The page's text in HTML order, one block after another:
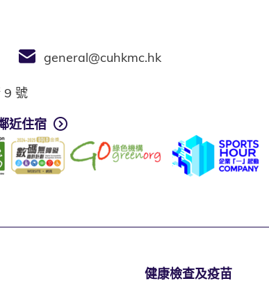
general@cuhkmc.hk
9 號
近住宿
健康檢查及疫苗